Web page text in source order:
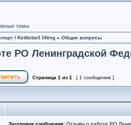
темы
/ Kettlebell lifting » Общие вопросы
РО Ленинградской
Страница 1 из 1 [ 1 сообщение ]
Заголовок сообщения: Отзывы о работе РО